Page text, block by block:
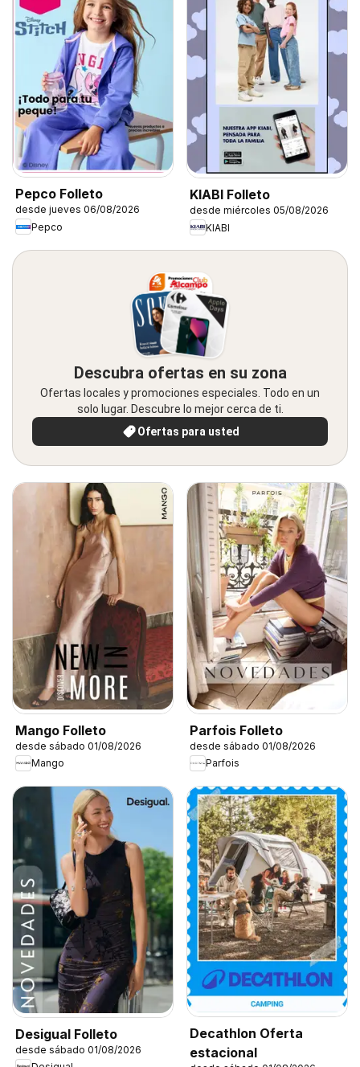
Pepco Folleto
desde jueves 06/08/2026
Pepco
KIABI Folleto
desde miércoles 05/08/2026
KIABI
Descubra ofertas en su zona
Ofertas locales y promociones especiales. Todo en un
solo lugar. Descubre lo mejor cerca de ti.
Ofertas para usted
Mango Folleto
desde sábado 01/08/2026
Mango
Parfois Folleto
desde sábado 01/08/2026
Parfois
Desigual Folleto
desde sábado 01/08/2026
Decathlon Oferta
estacional